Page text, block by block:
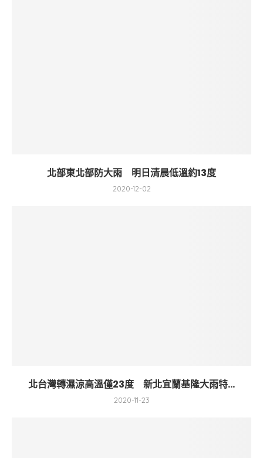
北部東北部防大雨 明日清晨低溫約13度
2020-12-02
北台灣轉濕涼高溫僅23度 新北宜蘭基隆大雨特...
2020-11-23